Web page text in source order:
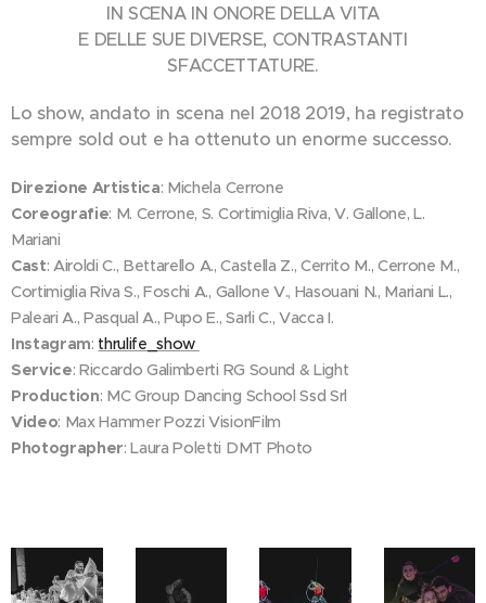
IN SCENA IN ONORE DELLA VITA
E DELLE SUE DIVERSE, CONTRASTANTI
SFACCETTATURE.
Lo show, andato in scena nel 2018 2019, ha registrato
sempre sold out e ha ottenuto un enorme successo.
Direzione Artistica: Michela Cerrone
Coreografie: M. Cerrone, S. Cortimiglia Riva, V. Gallone, L.
Mariani
Cast: Airoldi C., Bettarello A., Castella Z., Cerrito M., Cerrone M.,
Cortimiglia Riva S., Foschi A., Gallone V., Hasouani N., Mariani L.,
Paleari A., Pasqual A., Pupo E., Sarli C., Vacca I.
Instagram: thrulife_show
Service: Riccardo Galimberti RG Sound & Light
Production: MC Group Dancing School Ssd Srl
Video: Max Hammer Pozzi VisionFilm
Photographer: Laura Poletti DMT Photo